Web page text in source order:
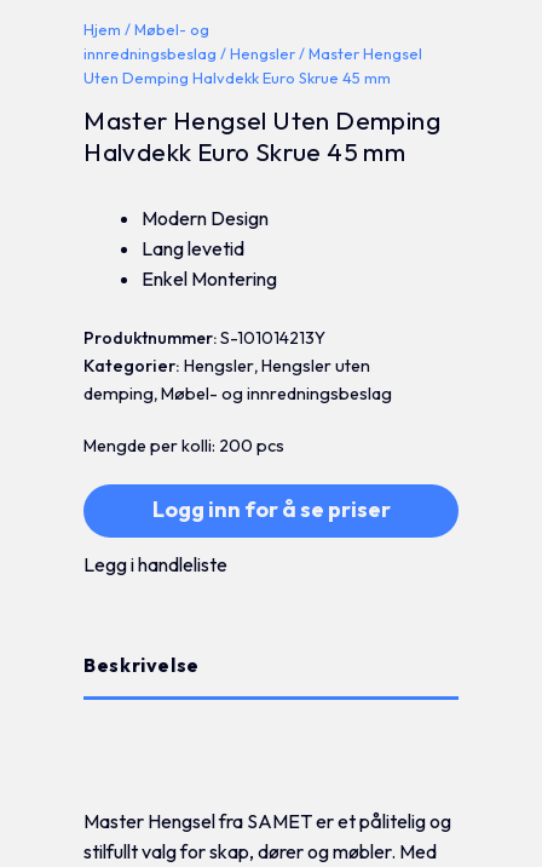
Hjem /Møbel- og
innredningsbeslag /Hengsler/ Master Hengsel
Uten Demping Halvdekk Euro Skrue 45 mm
Master Hengsel Uten Demping
Halvdekk Euro Skrue 45 mm
Modern Design
Lang levetid
Enkel Montering
Produktnummer:S-101014213Y
Kategorier:Hengsler,Hengsler uten
demping,Møbel- og innredningsbeslag
Mengde per kolli: 200 pcs
Logg inn for å se priser
Legg i handleliste
Beskrivelse
Master Hengsel fra SAMET er et pålitelig og
stilfullt valg for skap, dører og møbler. Med